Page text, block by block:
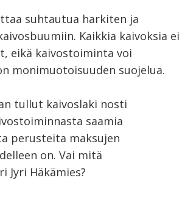
suhtautua harkiten ja
Kaikkia kaivoksia ei
eikä kaivostoiminta voi
monimuotoisuuden suojelua.
tullut kaivoslaki nosti
saamia
perusteita maksujen
on. Vai mitä
Jyri Häkämies?